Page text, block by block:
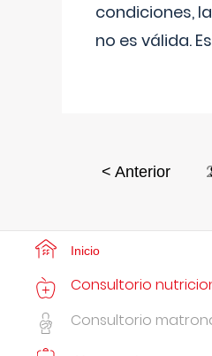
condiciones,
no es válida.
< Anterior
Inicio
Consultorio
Consultorio